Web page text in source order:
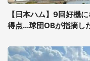
【日本ハム】9回好機
得点...球団OBが指摘し